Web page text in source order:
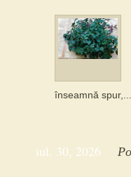
înseamnă spur,...
iul. 30, 2026